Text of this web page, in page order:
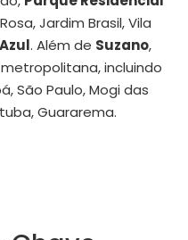
Jardim Brasil, Vila
. Além de Suzano,
incluindo
São Paulo, Mogi das
Guararema.